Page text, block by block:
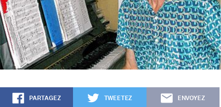
PARTAGEZ TWEETEZ ENVOYEZ